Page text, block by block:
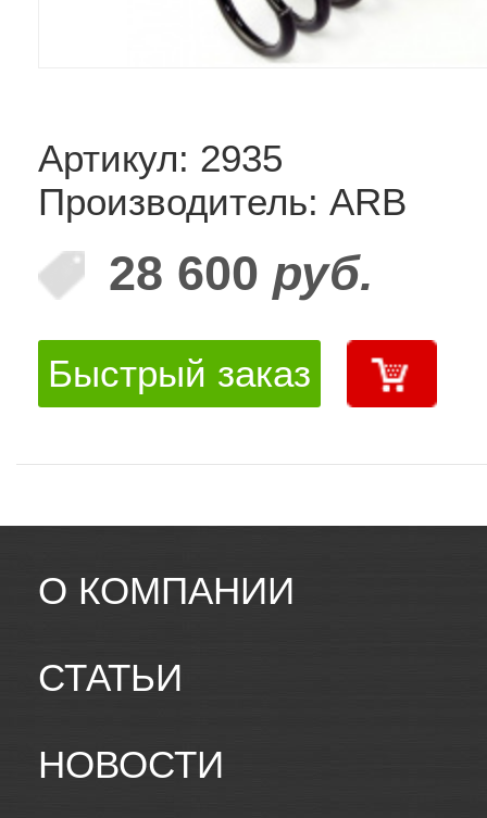
Артикул: 2935
Производитель: ARB
28 600 руб.
Быстрый заказ
О КОМПАНИИ
СТАТЬИ
НОВОСТИ